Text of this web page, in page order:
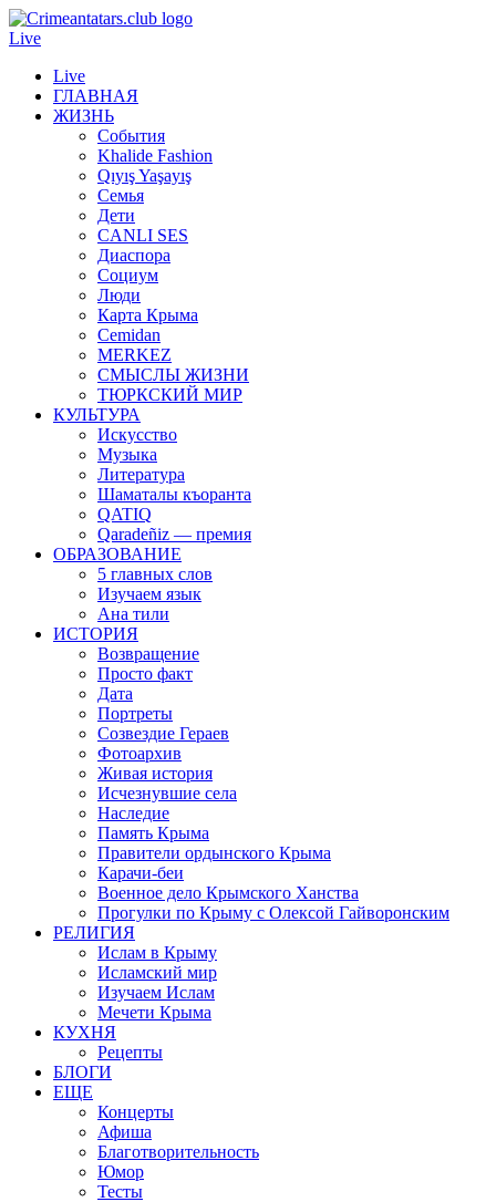
Live
Live
ГЛАВНАЯ
ЖИЗНЬ
События
Khalide Fashion
Qıyış Yaşayış
Семья
Дети
CANLI SES
Диаспора
Социум
Люди
Карта Крыма
Cemidan
МERKEZ
СМЫСЛЫ ЖИЗНИ
ТЮРКСКИЙ МИР
КУЛЬТУРА
Искусство
Музыка
Литература
Шаматалы къоранта
QATIQ
Qaradeñiz — премия
ОБРАЗОВАНИЕ
5 главных слов
Изучаем язык
Ана тили
ИСТОРИЯ
Возвращение
Просто факт
Дата
Портреты
Созвездие Гераев
Фотоархив
Живая история
Исчезнувшие села
Наследие
Память Крыма
Правители ордынского Крыма
Карачи-беи
Военное дело Крымского Ханства
Прогулки по Крыму с Олексой Гайворонским
РЕЛИГИЯ
Ислам в Крыму
Исламский мир
Изучаем Ислам
Мечети Крыма
КУХНЯ
Рецепты
БЛОГИ
ЕЩЕ
Концерты
Афиша
Благотворительность
Юмор
Тесты